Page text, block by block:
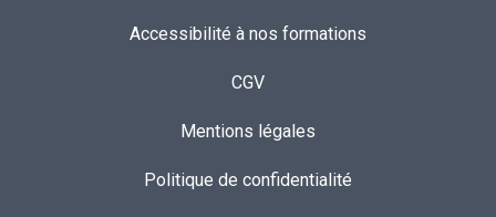
Accessibilité à nos formations
CGV
Mentions légales
Politique de confidentialité